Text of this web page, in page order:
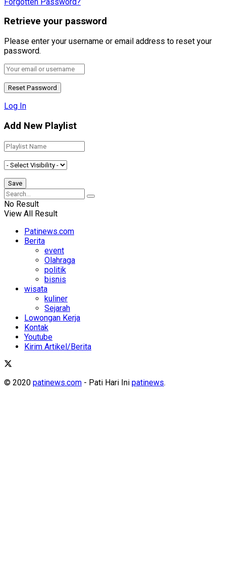
Retrieve your password
Please enter your username or email address to reset your
password.
Log In
Add New Playlist
No Result
View All Result
Patinews.com
Berita
event
Olahraga
politik
bisnis
wisata
kuliner
Sejarah
Lowongan Kerja
Kontak
Youtube
Kirim Artikel/Berita
© 2020 patinews.com - Pati Hari Ini patinews.